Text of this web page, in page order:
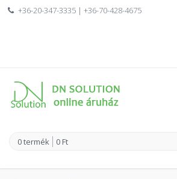
+36-20-347-3335 | +36-70-428-4675
0 termék 0 Ft